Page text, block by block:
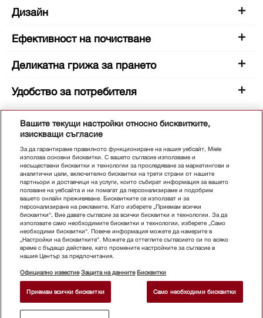
Поддръжка и сервиз
Данни за продукта - WWV980 WPS Passion
Монтажна скица
за монтаж за Вашия уред Miele.
Изтегляния
Дизайн
Ефективност на почистване
Деликатна грижа за прането
Удобство за потребителя
Ефективност
Програми за пране
Екстри за изпиране
Безопасност
Технически характеристики
Доставени аксесоари
Налични езици за дисплея
Вашите текущи настройки относно бисквитките,
изискващи съгласие
За да гарантираме правилното функциониране на нашия уебсайт, Miele
използва основни бисквитки. С вашето съгласие използваме и
несъществени бисквитки и технологии за проследяване за маркетингови и
аналитични цели, включително бисквитки на трети страни от нашите
партньори и доставчици на услуги, които събират информация за вашето
ползване на уебсайта и ни помагат да персонализираме и подобрим
вашето онлайн преживяване. Бисквитките се използват и за
персонализиране на рекламите. Като изберете „Приемам всички
бисквитки“, Вие давате съгласие за всички бисквитки и технологии. За да
използвате само необходимите бисквитки и технологии, изберете „Само
необходими бисквитки“. Повече информация можете да намерите в
„Настройки на бисквитките“. Можете да оттеглите съгласието си по всяко
време с бъдещо действие, като промените настройките за съгласие в
нашия Център за предпочитания.
Официално известие Защита на данните Бисквитки
Приемам всички бисквитки Само необходими бисквитки